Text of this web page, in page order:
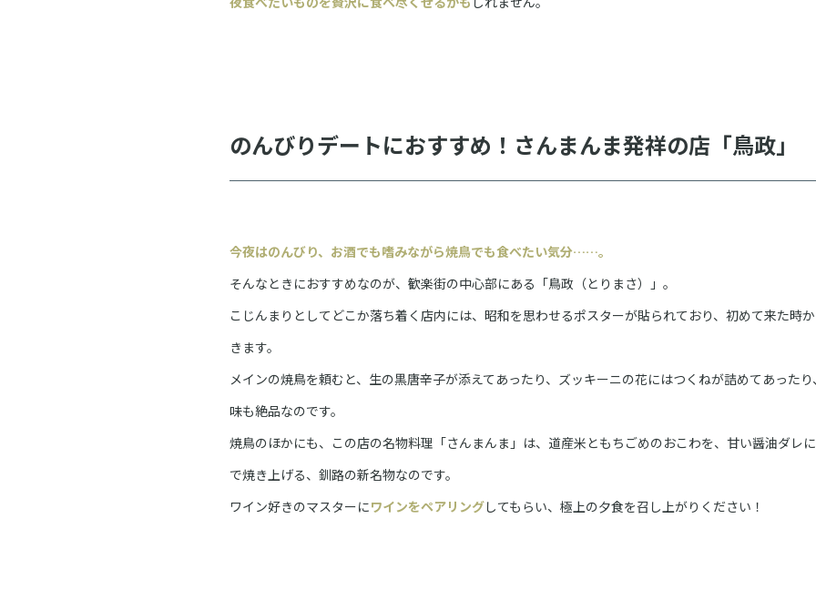
のんびりデートにおすすめ！さんまんま発祥の店「鳥政」
今夜はのんびり、お酒でも嗜みながら焼鳥でも食べたい気分……。
そんなときにおすすめなのが、歓楽街の中心部にある「鳥政（とりまさ）」。
こじんまりとしてどこか落ち着く店内には、昭和を思わせるポスターが貼られており、初めて来た時
きます。
メインの焼鳥を頼むと、生の黒唐辛子が添えてあったり、ズッキーニの花にはつくねが詰めてあったり
味も絶品なのです。
焼鳥のほかにも、この店の名物料理「さんまんま」は、道産米ともちごめのおこわを、甘い醤油ダレ
で焼き上げる、釧路の新名物なのです。
ワイン好きのマスターにワインをペアリングしてもらい、極上の夕食を召し上がりください！